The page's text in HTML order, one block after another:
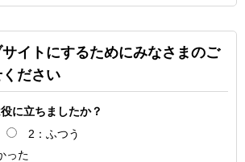
イトにするためにみなさまのご
ださい
に立ちましたか？
2：ふつう
った